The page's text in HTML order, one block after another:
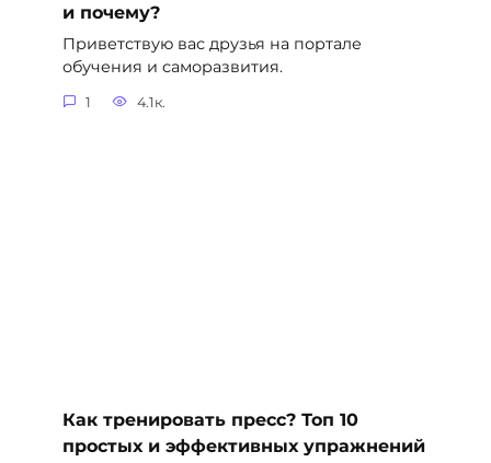
и почему?
Приветствую вас друзья на портале
обучения и саморазвития.
1 4.1к.
Как тренировать пресс? Топ 10
простых и эффективных упражнений